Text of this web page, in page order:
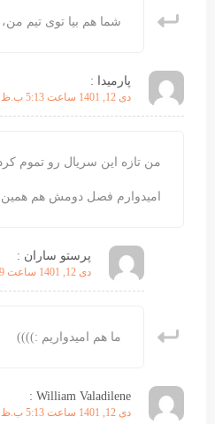
شما هم بیا توی تیم
پارمیدا :
دی 12, 1401 ساعت 5:13 ب.ظ
من تازه این سریال رو تموم
امیدوارم فصل دومش هم
پرستو ساران :
دی 12, 1401 ساعت 5:19 ب.ظ
ما هم امیدواریم :))))
William Valadilene :
دی 12, 1401 ساعت 5:13 ب.ظ